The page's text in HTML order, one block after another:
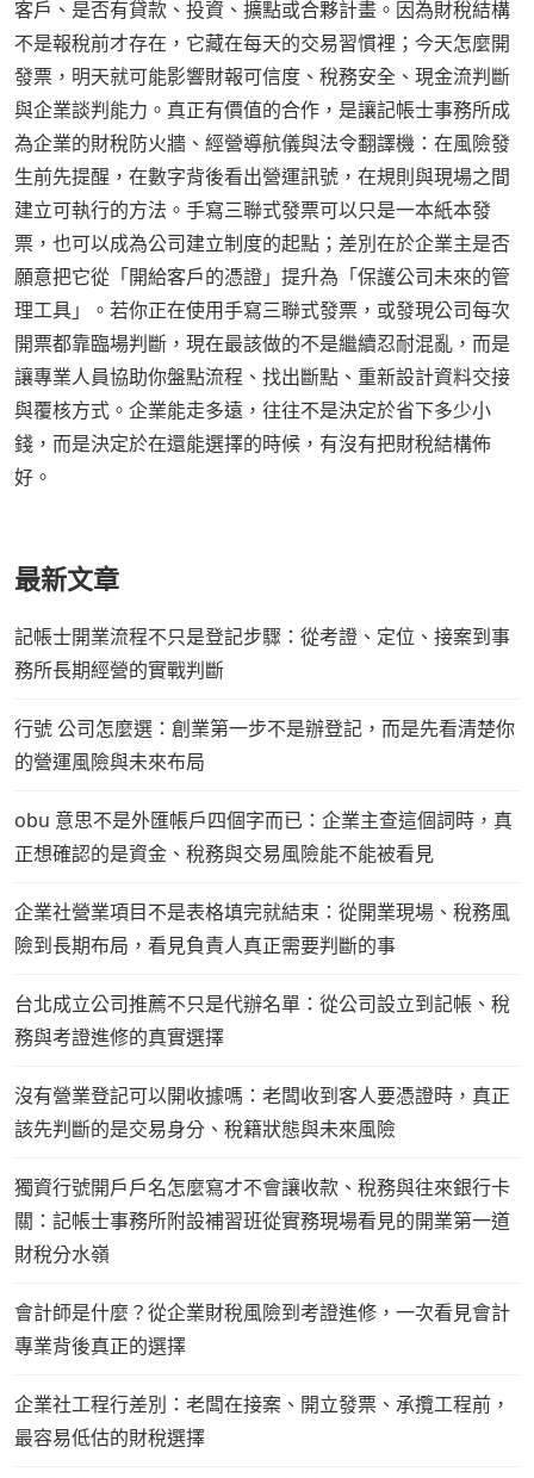
客戶、是否有貸款、投資、擴點或合夥計畫。因為財稅結構
不是報稅前才存在，它藏在每天的交易習慣裡；今天怎麼開
發票，明天就可能影響財報可信度、稅務安全、現金流判斷
與企業談判能力。真正有價值的合作，是讓記帳士事務所成
為企業的財稅防火牆、經營導航儀與法令翻譯機：在風險發
生前先提醒，在數字背後看出營運訊號，在規則與現場之間
建立可執行的方法。手寫三聯式發票可以只是一本紙本發
票，也可以成為公司建立制度的起點；差別在於企業主是否
願意把它從「開給客戶的憑證」提升為「保護公司未來的管
理工具」。若你正在使用手寫三聯式發票，或發現公司每次
開票都靠臨場判斷，現在最該做的不是繼續忍耐混亂，而是
讓專業人員協助你盤點流程、找出斷點、重新設計資料交接
與覆核方式。企業能走多遠，往往不是決定於省下多少小
錢，而是決定於在還能選擇的時候，有沒有把財稅結構佈
好。
最新文章
記帳士開業流程不只是登記步驟：從考證、定位、接案到事
務所長期經營的實戰判斷
行號 公司怎麼選：創業第一步不是辦登記，而是先看清楚你
的營運風險與未來布局
obu 意思不是外匯帳戶四個字而已：企業主查這個詞時，真
正想確認的是資金、稅務與交易風險能不能被看見
企業社營業項目不是表格填完就結束：從開業現場、稅務風
險到長期布局，看見負責人真正需要判斷的事
台北成立公司推薦不只是代辦名單：從公司設立到記帳、稅
務與考證進修的真實選擇
沒有營業登記可以開收據嗎：老闆收到客人要憑證時，真正
該先判斷的是交易身分、稅籍狀態與未來風險
獨資行號開戶戶名怎麼寫才不會讓收款、稅務與往來銀行卡
關：記帳士事務所附設補習班從實務現場看見的開業第一道
財稅分水嶺
會計師是什麼？從企業財稅風險到考證進修，一次看見會計
專業背後真正的選擇
企業社工程行差別：老闆在接案、開立發票、承攬工程前，
最容易低估的財稅選擇